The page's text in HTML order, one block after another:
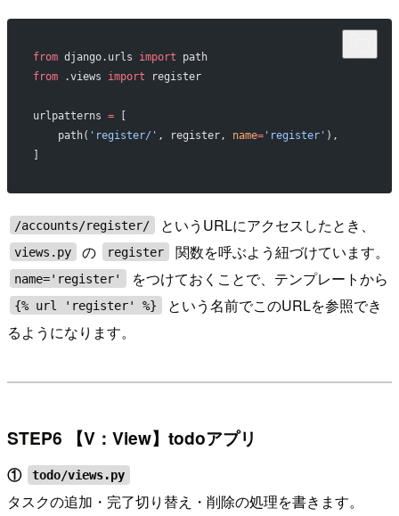
from django.urls import path
from .views import register
urlpatterns = [
    path(
'register/' , register, name='register' ),
]
/accounts/register/ というURLにアクセスしたとき、
views.py の register 関数を呼ぶよう紐づけています。
name='register' をつけておくことで、テンプレートから
{% url 'register' %}
という名前でこのURLを参照でき
るようになります。
STEP6 【V：View】todoアプリ
① todo/views.py
タスクの追加・完了切り替え・削除の処理を書きます。